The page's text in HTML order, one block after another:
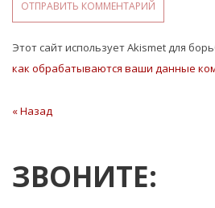
Этот сайт использует Akismet для
как обрабатываются ваши данные
Навигация
записям
« Назад
ЗВОНИТЕ: